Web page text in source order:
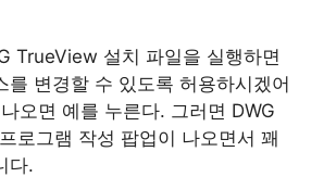
TrueView 설치 파일을 실행하면
를 변경할 수 있도록 허용하시겠어
오면 예를 누른다. 그러면 DWG
로그램 작성 팝업이 나오면서 꽤
다.